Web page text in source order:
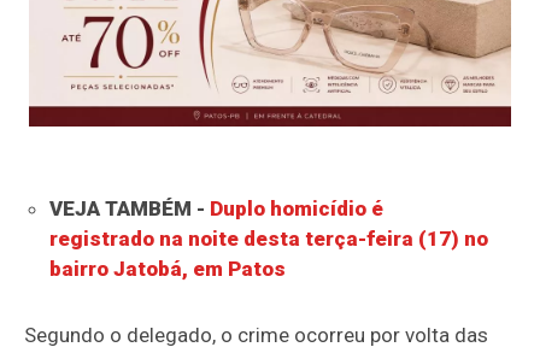
VEJA TAMBÉM - Duplo homicídio é
registrado na noite desta terça-feira (17) no
bairro Jatobá, em Patos
Segundo o delegado, o crime ocorreu por volta das